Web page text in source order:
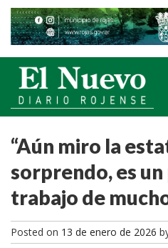
“Aún miro la
sorprendo, es
trabajo de
Posted on 13 de enero de 2026